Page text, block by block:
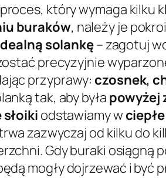
który wymaga kilku
buraków, należy je
solankę– zagotuj
precyzyjnie
przyprawy: czosnek,
tak, aby byłapowyżej
słoikiodstawiamy w
zazwyczaj od kilku do
Gdy buraki osiągną
mogły dojrzewać i być